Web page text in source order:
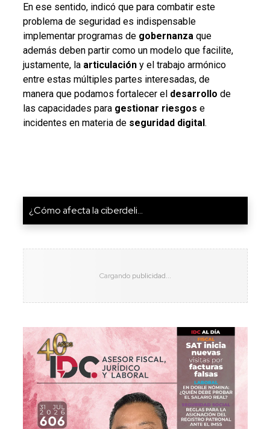
En ese sentido, indicó que para combatir este
problema de seguridad es indispensable
implementar programas de gobernanzaque
además deben partir como un modelo que facilite,
justamente, la articulacióny el trabajo armónico
entre estas múltiples partes interesadas, de
manera que podamos fortalecer el desarrollo de
las capacidades para gestionar riesgos e
incidentes en materia de seguridad digital.
¿Cómo afecta la ciberdeli...